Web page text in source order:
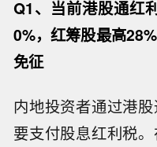
Q1、当前港股通红
0%，红筹股最高
免征
内地投资者通过港
要支付股息红利税